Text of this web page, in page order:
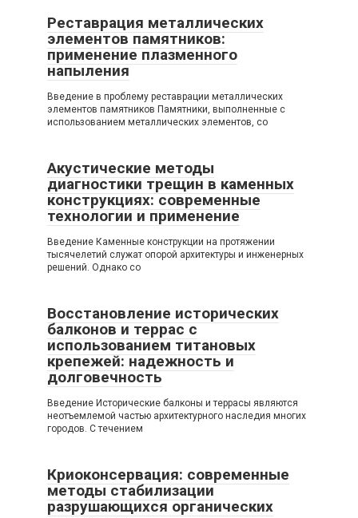
Реставрация металлических
элементов памятников:
применение плазменного
напыления
Введение в проблему реставрации металлических
элементов памятников Памятники, выполненные с
использованием металлических элементов, со
Акустические методы
диагностики трещин в каменных
конструкциях: современные
технологии и применение
Введение Каменные конструкции на протяжении
тысячелетий служат опорой архитектуры и инженерных
решений. Однако со
Восстановление исторических
балконов и террас с
использованием титановых
крепежей: надежность и
долговечность
Введение Исторические балконы и террасы являются
неотъемлемой частью архитектурного наследия многих
городов. С течением
Криоконсервация: современные
методы стабилизации
разрушающихся органических